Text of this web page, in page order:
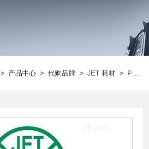
> 产品中心 >代购品牌 >JET 耗材 > PMT111100JET 100µl超低吸附微量吸头